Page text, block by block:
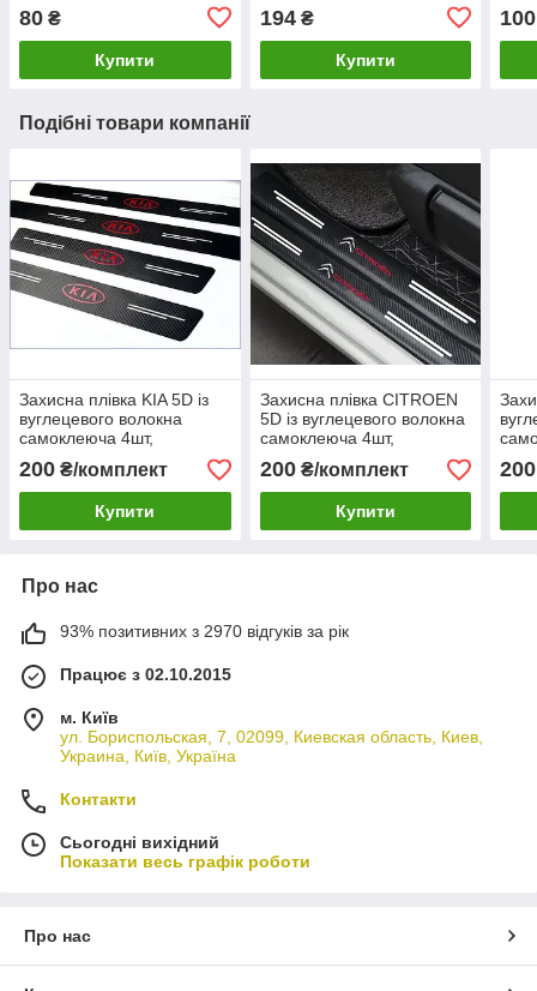
80 ₴
Купити
194₴
Купити
100
Подібні товари компанії
Захисна плівка KIA 5D із
вуглецевого волокна
самоклеюча 4шт,
2х(60х7см) 2х(40х7см)
200 ₴/комплект
Купити
Захисна плівка CITROEN
5D із вуглецевого волокна
самоклеюча 4шт,
2х(60х7см) 2х(40х7см)
200₴/комплект
Купити
200
Про нас
93% позитивних з 2970 відгуків за рік
Працює з 02.10.2015
м. Київ
ул. Бориспольская, 7, 02099, Киевская область, Киев,
Украина, Київ, Україна
Контакти
Сьогодні вихідний
Показати весь графік роботи
Про нас